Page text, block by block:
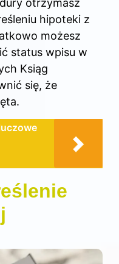
otrzymasz
hipoteki z
możesz
status wpisu w
Ksiąg
się, że